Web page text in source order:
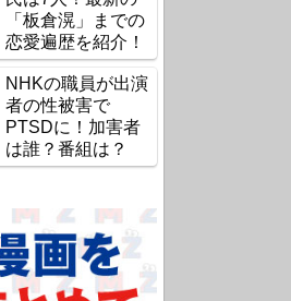
「板倉滉」までの
恋愛遍歴を紹介！
NHKの職員が出演
者の性被害で
PTSDに！加害者
は誰？番組は？